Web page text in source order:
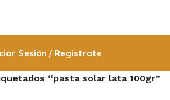
Sesión / Registrate
“pasta solar lata 100gr”